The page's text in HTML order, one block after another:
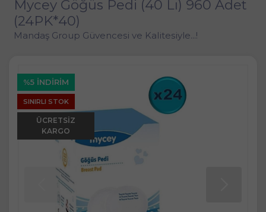
Mycey Göğüs Pedi (40 Lı) 960 Adet
(24PK*40)
Mandaş Group Güvencesi ve Kalitesiyle...!
%5 İNDIRIM
SINIRLI STOK
ÜCRETSIZ
KARGO